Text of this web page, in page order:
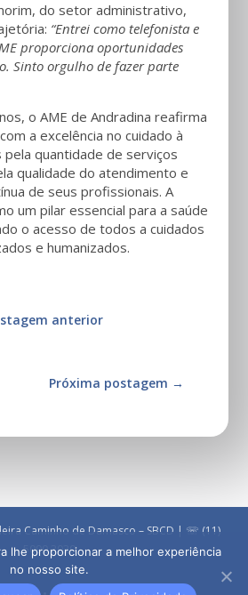
do setor administrativo,
“Entrei como telefonista e
proporciona oportunidades
Sinto orgulho de fazer parte
o AME de Andradina reafirma
a excelência no cuidado à
pela quantidade de serviços
qualidade do atendimento e
de seus profissionais. A
um pilar essencial para a saúde
o acesso de todos a cuidados
e humanizados.
anterior
Próxima postagem →
Caminho de Damasco – SBCD | ☏ (11)
5090 3030
lhe proporcionar a melhor experiência
no nosso site.